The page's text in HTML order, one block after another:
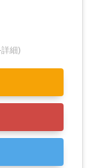
詳細)